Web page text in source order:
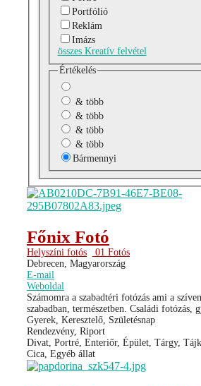
Portfólió
Reklám
Imázs
összes Kreatív felvétel
Értékelés
& több
& több
& több
& több
Bármennyi
Főnix Fotó
Helyszíni fotós
01 Fotós
Debrecen, Magyarország
E-mail
Weboldal
Számomra a szabadtéri fotózás ami a
szabadban, természetben. Családi fotózás,
Gyerek, Keresztelő, Születésnap
Rendezvény, Riport
Divat, Portré, Enteriőr, Épület, Tárgy,
Cica, Egyéb állat